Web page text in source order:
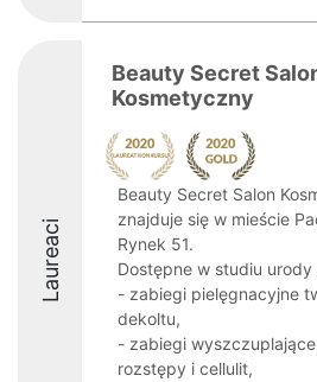
Laureaci
Beauty Secret
Kosmetyczny
Beauty Secret Salon
znajduje się w mieście
Rynek 51.
Dostępne w studiu urody
- zabiegi pielęgnacyjne
dekoltu,
- zabiegi
rozstępy i cellulit,